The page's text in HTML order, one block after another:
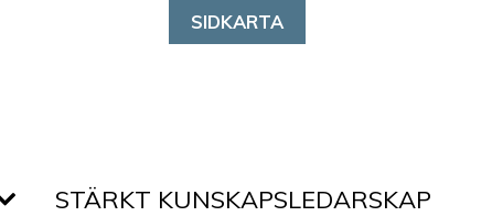
SIDKARTA
STÄRKT KUNSKAPSLEDARSKAP